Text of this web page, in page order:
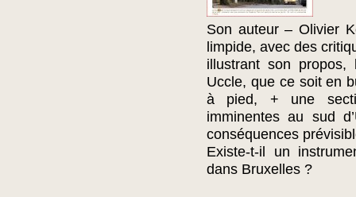
Son auteur – Olivier
limpide, avec des
illustrant son propos,
Uccle, que ce soit en
à pied, + une
imminentes au sud
conséquences
Existe-t-il un
dans Bruxelles ?